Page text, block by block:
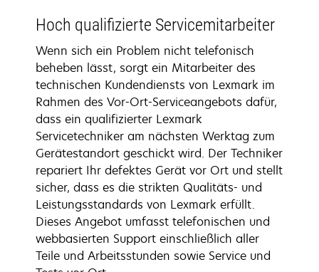
Hoch qualifizierte Servicemitarbeiter
Wenn sich ein Problem nicht telefonisch
beheben lässt, sorgt ein Mitarbeiter des
technischen Kundendiensts von Lexmark im
Rahmen des Vor-Ort-Serviceangebots dafür,
dass ein qualifizierter Lexmark
Servicetechniker am nächsten Werktag zum
Gerätestandort geschickt wird. Der Techniker
repariert Ihr defektes Gerät vor Ort und stellt
sicher, dass es die strikten Qualitäts- und
Leistungsstandards von Lexmark erfüllt.
Dieses Angebot umfasst telefonischen und
webbasierten Support einschließlich aller
Teile und Arbeitsstunden sowie Service und